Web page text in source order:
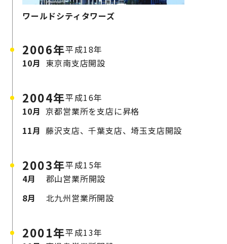
ワールドシティタワーズ
2006年平成18年
10月 東京南支店開設
2004年平成16年
10月 京都営業所を支店に昇格
11月 藤沢支店、千葉支店、埼玉支店開設
2003年平成15年
4月
郡山営業所開設
8月
北九州営業所開設
2001年平成13年